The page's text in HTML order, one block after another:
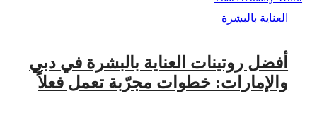
العناية بالبشرة
أفضل روتينات العناية بالبشرة في دبي
والإمارات: خطوات مجرّبة تعمل فعلاً